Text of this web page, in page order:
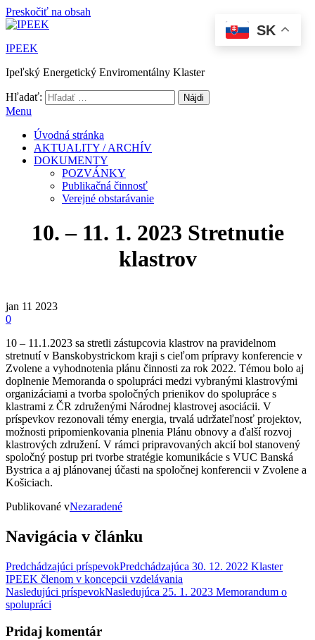
Preskočiť na obsah
IPEEK
Ipeľský Energetický Enviromentálny Klaster
Hľadať:
Menu
Úvodná stránka
AKTUALITY / ARCHÍV
DOKUMENTY
POZVÁNKY
Publikačná činnosť
Verejné obstarávanie
10. – 11. 1. 2023 Stretnutie
klastrov
jan 11 2023
0
10 – 11.1.2023 sa stretli zástupcovia klastrov na pravidelnom
stretnutí v Banskobystrickom kraji s cieľom prípravy konferencie v
Zvolene a vyhodnotenia plánu činnosti za rok 2022. Témou bolo aj
doplnenie Memoranda o spolupráci medzi vybranými klastrovými
organizáciami a tvorba spoločných prienikov do spolupráce s
klastrami z ČR združenými Národnej klastrovej asociácii. V
príspevkov rezonovali témy energia, trvalá udržateľnosť projektov,
možnosti pripomienkovania plnenia Plánu obnovy a ďalší rozvoj
klastrových združení. V rámci pripravovaných akcií bol stanovený
spoločný postup pri tvorbe stratégie komunikácie s VUC Banská
Bystrica a aj plánovanej účasti na spoločnej konferencii v Zvolene a
Košiciach.
Publikované vNezaradené
Navigácia v článku
Predchádzajúci príspevokPredchádzajúca 30. 12. 2022 Klaster
IPEEK členom v koncepcii vzdelávania
Nasledujúci príspevokNasledujúca 25. 1. 2023 Memorandum o
spolupráci
Pridaj komentár
SK